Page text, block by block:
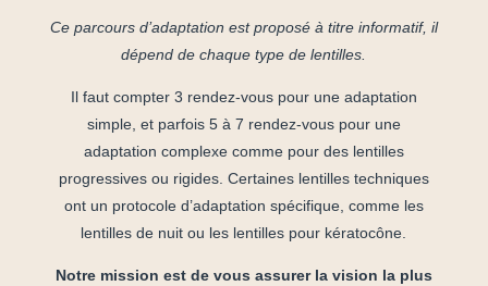
Ce parcours d’adaptation est proposé à titre informatif, il
dépend de chaque type de lentilles.
Il faut compter 3 rendez-vous pour une adaptation
simple, et parfois 5 à 7 rendez-vous pour une
adaptation complexe comme pour des lentilles
progressives ou rigides. Certaines lentilles techniques
ont un protocole d’adaptation spécifique, comme les
lentilles de nuit ou les lentilles pour kératocône.
Notre mission est de vous assurer la vision la plus